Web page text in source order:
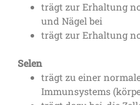
trägt zur Erhaltung
und Nägel bei
trägt zur Erhaltung
Selen
trägt zu einer
Immunsystems